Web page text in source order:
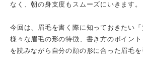
なく、朝の身支度もスムーズにいきます。
今回は、眉毛を書く際に知っておきたい「
様々な眉毛の形の特徴、書き方のポイン
を読みながら自分の顔の形に合った眉毛を